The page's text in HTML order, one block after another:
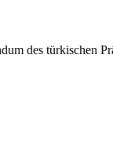
des türkischen